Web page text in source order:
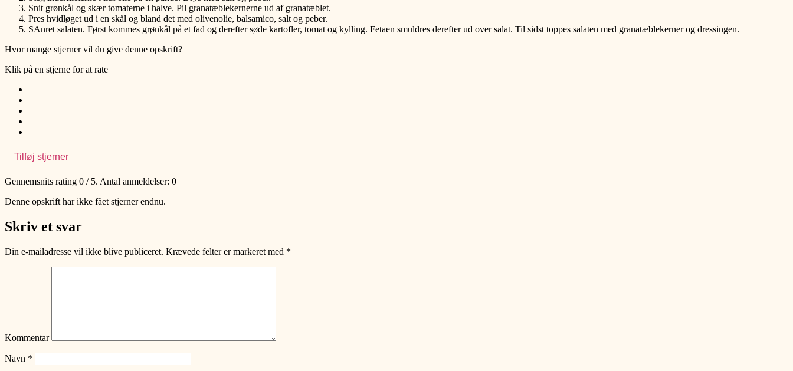
Snit grønkål og skær tomaterne i halve. Pil granatæblekernerne ud af granatæblet.
Pres hvidløget ud i en skål og bland det med olivenolie, balsamico, salt og peber.
SAnret salaten. Først kommes grønkål på et fad og derefter søde kartofler, tomat og kylling. Fetaen smuldres derefter ud over salat. Til sidst toppes salaten med granatæblekerner og dressingen.
Hvor mange stjerner vil du give denne opskrift?
Klik på en stjerne for at rate
Tilføj stjerner
Gennemsnits rating 0 / 5. Antal anmeldelser: 0
Denne opskrift har ikke fået stjerner endnu.
Skriv et svar
Din e-mailadresse vil ikke blive publiceret. Krævede felter er markeret med *
Kommentar
Navn *